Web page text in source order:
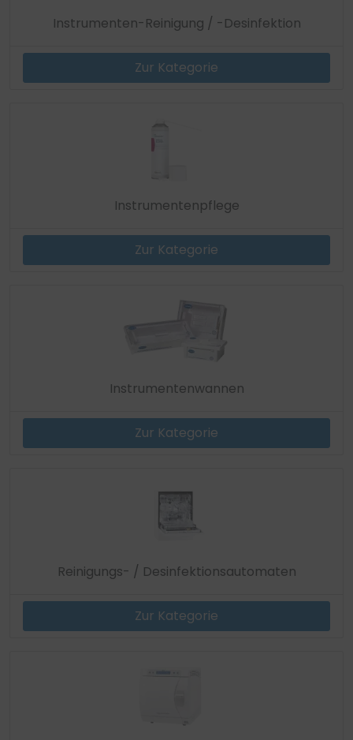
Instrumenten-Reinigung / -Desinfektion
Zur Kategorie
Instrumentenpflege
Zur Kategorie
Instrumentenwannen
Zur Kategorie
Reinigungs- / Desinfektionsautomaten
Zur Kategorie